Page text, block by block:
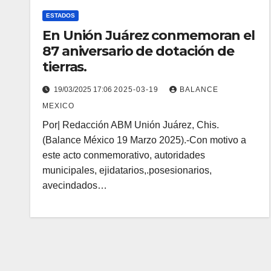
ESTADOS
En Unión Juárez conmemoran el
87 aniversario de dotación de
tierras.
19/03/2025 17:06 2025-03-19
BALANCE
MEXICO
Por| Redacción ABM Unión Juárez, Chis.
(Balance México 19 Marzo 2025).-Con motivo a
este acto conmemorativo, autoridades
municipales, ejidatarios,.posesionarios,
avecindados…